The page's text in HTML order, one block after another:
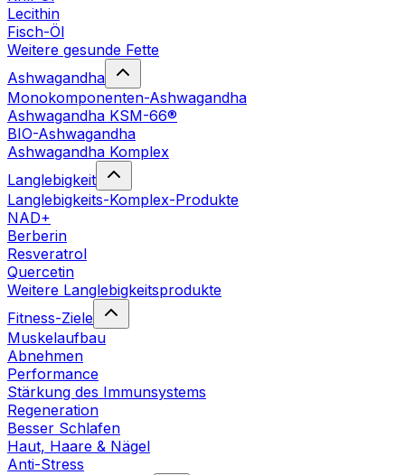
Lecithin
Fisch-Öl
Weitere gesunde Fette
Ashwagandha
Monokomponenten-Ashwagandha
Ashwagandha KSM-66®
BIO-Ashwagandha
Ashwagandha Komplex
Langlebigkeit
Langlebigkeits-Komplex-Produkte
NAD+
Berberin
Resveratrol
Quercetin
Weitere Langlebigkeitsprodukte
Fitness-Ziele
Muskelaufbau
Abnehmen
Performance
Stärkung des Immunsystems
Regeneration
Besser Schlafen
Haut, Haare & Nägel
Anti-Stress